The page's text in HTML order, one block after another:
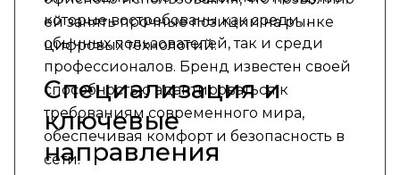
ей занять прочные позиции на рынке
цифровых технологий.
которые востребованы как среди
обычных пользователей, так и среди
профессионалов. Бренд известен своей
способностью адаптироваться к
требованиям современного мира,
обеспечивая комфорт и безопасность в
сети.
Специализация и
ключевые
направления